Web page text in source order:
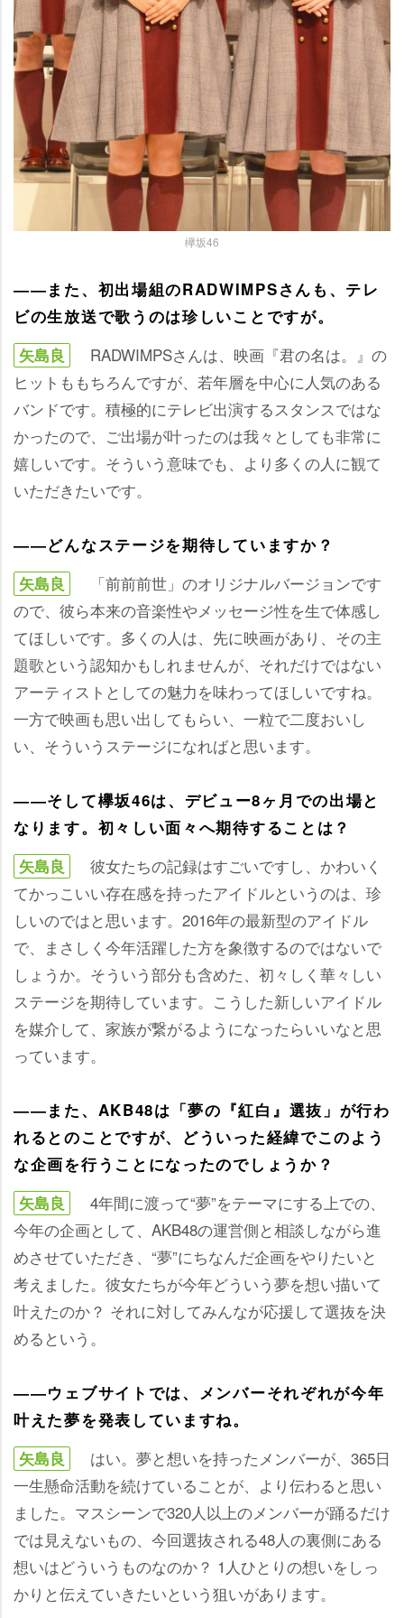
欅坂46
――また、初出場組のRADWIMPSさんも、テレ
ビの生放送で歌うのは珍しいことですが。
矢島良
RADWIMPSさんは、映画『君の名は。』の
ヒットももちろんですが、若年層を中心に人気のある
バンドです。積極的にテレビ出演するスタンスではな
かったので、ご出場が叶ったのは我々としても非常に
嬉しいです。そういう意味でも、より多くの人に観て
いただきたいです。
――どんなステージを期待していますか？
矢島良
「前前前世」のオリジナルバージョンです
ので、彼ら本来の音楽性やメッセージ性を生で体感し
てほしいです。多くの人は、先に映画があり、その主
題歌という認知かもしれませんが、それだけではない
アーティストとしての魅力を味わってほしいですね。
一方で映画も思い出してもらい、一粒で二度おいし
い、そういうステージになればと思います。
――そして欅坂46は、デビュー8ヶ月での出場と
なります。初々しい面々へ期待することは？
矢島良
彼女たちの記録はすごいですし、かわいく
てかっこいい存在感を持ったアイドルというのは、珍
しいのではと思います。2016年の最新型のアイドル
で、まさしく今年活躍した方を象徴するのではないで
しょうか。そういう部分も含めた、初々しく華々しい
ステージを期待しています。こうした新しいアイドル
を媒介して、家族が繋がるようになったらいいなと思
っています。
――また、AKB48は「夢の『紅白』選抜」が行わ
れるとのことですが、どういった経緯でこのよう
な企画を行うことになったのでしょうか？
矢島良
4年間に渡って“夢”をテーマにする上での、
今年の企画として、AKB48の運営側と相談しながら進
めさせていただき、“夢”にちなんだ企画をやりたいと
考えました。彼女たちが今年どういう夢を想い描いて
叶えたのか？ それに対してみんなが応援して選抜を決
めるという。
――ウェブサイトでは、メンバーそれぞれが今年
叶えた夢を発表していますね。
矢島良
はい。夢と想いを持ったメンバーが、365日
一生懸命活動を続けていることが、より伝わると思い
ました。マスシーンで320人以上のメンバーが踊るだけ
では見えないもの、今回選抜される48人の裏側にある
想いはどういうものなのか？ 1人ひとりの想いをしっ
かりと伝えていきたいという狙いがあります。